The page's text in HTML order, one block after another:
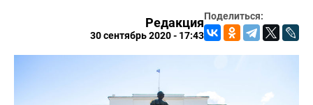
Поделиться:
Редакция
30 сентябрь 2020 - 17:43